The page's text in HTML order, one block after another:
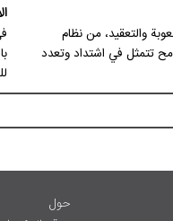
والتعقيد، من نظام
تتمثل في اشتداد وتعدد
حول